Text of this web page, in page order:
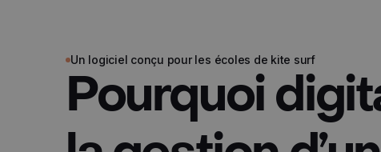
Un logiciel conçu pour les écoles de kite surf
Pourquoi